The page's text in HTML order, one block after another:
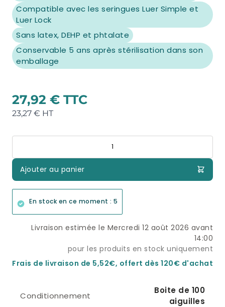
Compatible avec les seringues Luer Simple et
Luer Lock
Sans latex, DEHP et phtalate
Conservable 5 ans après stérilisation dans son
emballage
27,92 €
23,27 €
Ajouter au panier
En stock en ce moment : 5
Livraison estimée le Mercredi 12 août 2026 avant
14:00
pour les produits en stock uniquement
Frais de livraison de 5,52€, offert dès 120€ d'achat
Conditionnement
Boite de 100
aiguilles